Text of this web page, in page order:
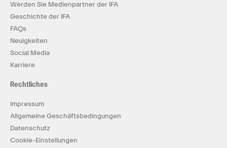
Werden Sie Medienpartner der IFA
Geschichte der IFA
FAQs
Neuigkeiten
Social Media
Karriere
Rechtliches
Impressum
Allgemeine Geschäftsbedingungen
Datenschutz
Cookie-Einstellungen